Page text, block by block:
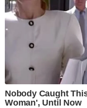
Nobody Caught
Woman', Until Now